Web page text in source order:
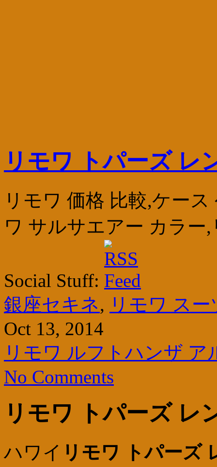
リモワ トパーズ レ
リモワ 価格 比較,ケー
ワ サルサエアー カラー
Social Stuff:
銀座セキネ, リモワ ス
Oct 13, 2014
リモワ ルフトハンザ
No Comments
リモワ トパーズ レ
ハワイ リモワ トパーズ